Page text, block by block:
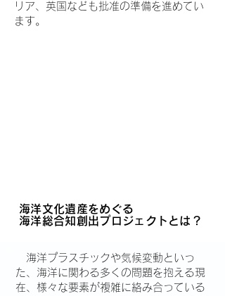
リア、英国なども批准の準備を進めてい
ます。
海洋文化遺産をめぐる
海洋総合知創出プロジェクトとは？
海洋プラスチックや気候変動といっ
た、海洋に関わる多くの問題を抱える現
在、様々な要素が複雑に絡み合っている